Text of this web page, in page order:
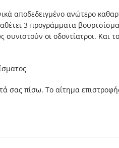
αποδεδειγμένο ανώτερο
3 προγράμματα
οι οδοντίατροι. Και
σας πίσω. Το αίτημα